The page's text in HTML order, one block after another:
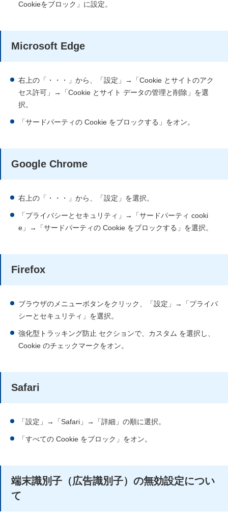
Cookieをブロック」に設定。
Microsoft Edge
右上の「・・・」から、「設定」→「Cookie とサイトのアク
セス許可」→「Cookie とサイト データの管理と削除」を選
択。
「サードパーティの Cookie をブロックする」をオン。
Google Chrome
右上の「・・・」から、「設定」を選択。
「プライバシーとセキュリティ」→「サードパーティ cooki
e」→「サードパーティの Cookie をブロックする」を選択。
Firefox
ブラウザのメニューボタンをクリック、「設定」→「プライバ
シーとセキュリティ」を選択。
強化型トラッキング防止 セクションで、カスタム を選択し、
Cookie のチェックマークをオン。
Safari
「設定」→「Safari」→「詳細」の順に選択。
「すべての Cookie をブロック」をオン。
端末識別子（広告識別子）の無効設定につい
て